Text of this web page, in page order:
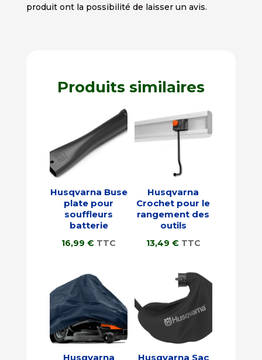
produit ont la possibilité de laisser un avis.
Produits similaires
Husqvarna Buse
plate pour
souffleurs
batterie
16,99€ TTC
Husqvarna
Crochet pour le
rangement des
outils
13,49 € TTC
Husqvarna
Husqvarna Sac